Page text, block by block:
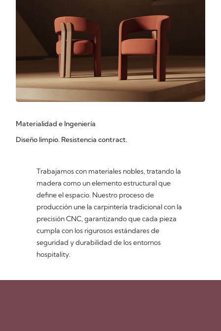
Materialidad e Ingeniería
Diseño limpio. Resistencia contract.
Trabajamos con materiales nobles, tratando la
madera como un elemento estructural que
define el espacio. Nuestro proceso de
producción une la carpintería tradicional con la
precisión CNC, garantizando que cada pieza
cumpla con los rigurosos estándares de
seguridad y durabilidad de los entornos
hospitality.